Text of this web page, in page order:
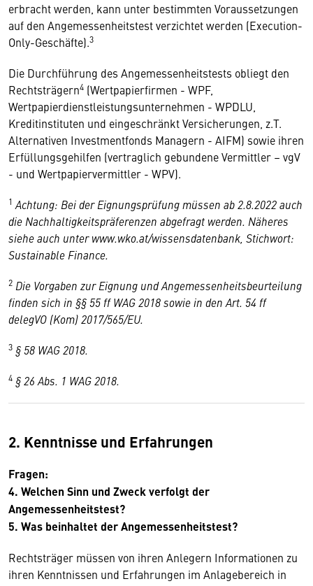
erbracht werden, kann unter bestimmten Voraussetzungen
auf den Angemessenheitstest verzichtet werden (Execution-
Only-Geschäfte).3
Die Durchführung des Angemessenheitstests obliegt den
Rechtsträgern4 (Wertpapierfirmen - WPF,
Wertpapierdienstleistungsunternehmen - WPDLU,
Kreditinstituten und eingeschränkt Versicherungen, z.T.
Alternativen Investmentfonds Managern - AIFM) sowie ihren
Erfüllungsgehilfen (vertraglich gebundene Vermittler – vgV
- und Wertpapiervermittler - WPV).
1 Achtung: Bei der Eignungsprüfung müssen ab 2.8.2022 auch
die Nachhaltigkeitspräferenzen abgefragt werden. Näheres
siehe auch unter www.wko.at/wissensdatenbank, Stichwort:
Sustainable Finance.
2 Die Vorgaben zur Eignung und Angemessenheitsbeurteilung
finden sich in §§ 55 ff WAG 2018 sowie in den Art. 54 ff
delegVO (Kom) 2017/565/EU.
3 § 58 WAG 2018.
4 § 26 Abs. 1 WAG 2018.
2. Kenntnisse und Erfahrungen
Fragen:
4. Welchen Sinn und Zweck verfolgt der
Angemessenheitstest?
5. Was beinhaltet der Angemessenheitstest?
Rechtsträger müssen von ihren Anlegern Informationen zu
ihren Kenntnissen und Erfahrungen im Anlagebereich in